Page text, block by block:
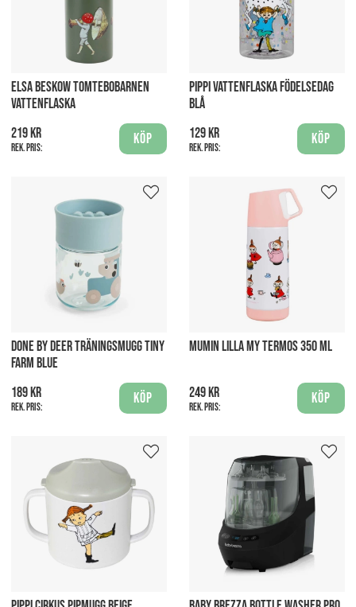
ELSA BESKOW TOMTEBOBARNEN
VATTENFLASKA
219 kr
Rek. pris:
Köp
PIPPI VATTENFLASKA FÖDELSEDAG
BLÅ
129 kr
Rek. pris:
Köp
DONE BY DEER TRÄNINGSMUGG TINY
FARM BLUE
189 kr
Rek. pris:
Köp
MUMIN LILLA MY TERMOS 350 ML
249 kr
Rek. pris:
Köp